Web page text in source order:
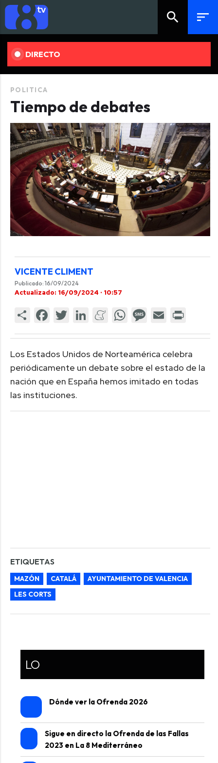
search sort
DIRECTO
POLITICA
Tiempo de debates
VICENTE CLIMENT
Publicado: 16/09/2024
Actualizado: 16/09/2024 · 10:57
Los Estados Unidos de Norteamérica celebra
periódicamente un debate sobre el estado de la
nación que en España hemos imitado en todas
las instituciones.
ETIQUETAS
MAZÓN CATALÁ
AYUNTAMIENTO DE VALENCIA
LES CORTS
LO
Dónde ver la Ofrenda 2026
Sigue en directo la Ofrenda de las Fallas
2023 en La 8 Mediterráneo